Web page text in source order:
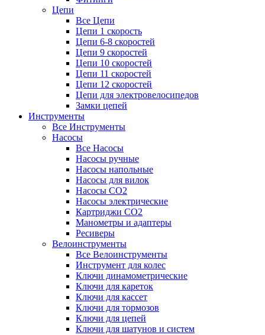
Цепи
Все Цепи
Цепи 1 скорость
Цепи 6-8 скоростей
Цепи 9 скоростей
Цепи 10 скоростей
Цепи 11 скоростей
Цепи 12 скоростей
Цепи для электровелосипедов
Замки цепей
Инструменты
Все Инструменты
Насосы
Все Насосы
Насосы ручные
Насосы напольные
Насосы для вилок
Насосы CO2
Насосы электрические
Картриджи CO2
Манометры и адаптеры
Ресиверы
Велоинструменты
Все Велоинструменты
Инструмент для колес
Ключи динамометрические
Ключи для кареток
Ключи для кассет
Ключи для тормозов
Ключи для цепей
Ключи для шатунов и систем